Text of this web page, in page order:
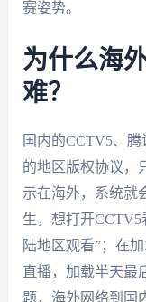
赛姿势。
为什么海
难？
国内的CCTV5、
的地区版权协议，
示在海外，系统就
生，想打开
陆地区观看”；在
直播，加载半天最
题，海外网络到